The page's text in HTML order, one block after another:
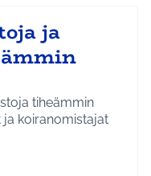
ja
tiheämmin
koiranomistajat